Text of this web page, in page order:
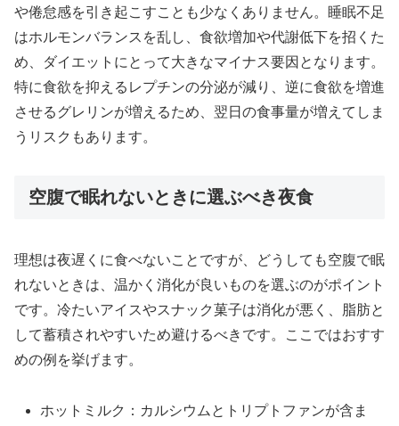
や倦怠感を引き起こすことも少なくありません。睡眠不足
はホルモンバランスを乱し、食欲増加や代謝低下を招くた
め、ダイエットにとって大きなマイナス要因となります。
特に食欲を抑えるレプチンの分泌が減り、逆に食欲を増進
させるグレリンが増えるため、翌日の食事量が増えてしま
うリスクもあります。
空腹で眠れないときに選ぶべき夜食
理想は夜遅くに食べないことですが、どうしても空腹で眠
れないときは、温かく消化が良いものを選ぶのがポイント
です。冷たいアイスやスナック菓子は消化が悪く、脂肪と
して蓄積されやすいため避けるべきです。ここではおすす
めの例を挙げます。
ホットミルク：カルシウムとトリプトファンが含ま